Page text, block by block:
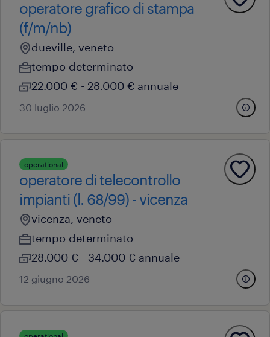
operatore grafico di stampa
(f/m/nb)
dueville, veneto
tempo determinato
22.000 € - 28.000 € annuale
30 luglio 2026
operational
operatore di telecontrollo
impianti (l. 68/99) - vicenza
vicenza, veneto
tempo determinato
28.000 € - 34.000 € annuale
12 giugno 2026